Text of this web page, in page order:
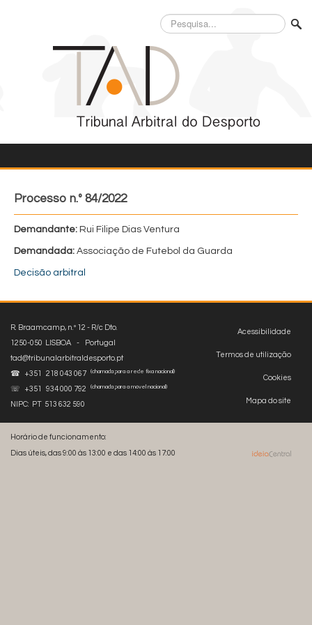
Pesquisa...
Processo n.º 84/2022
Demandante: Rui Filipe Dias Ventura
Demandada: Associação de Futebol da Guarda
Decisão arbitral
Acessibilidade
Termos de utilização
Cookies
Mapa do site
R. Braamcamp, n.º 12 - R/c Dto.
1250-050 LISBOA - Portugal
tad@tribunalarbitraldesporto.pt
☎ +351 218 043 067
(chamada para a rede fixa nacional)
☏ +351 934 000 792 (chamada para a móvel nacional)
NIPC: PT 513 632 590
Horário de funcionamento:
Dias úteis, das 9:00 às 13:00 e das 14:00 às 17:00